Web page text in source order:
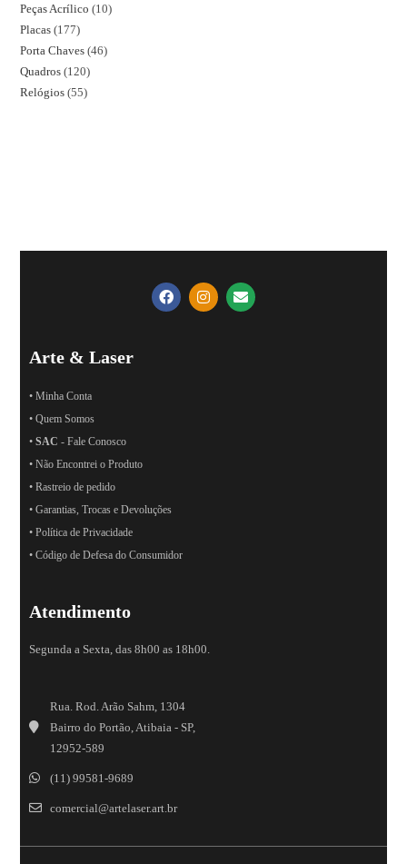
Peças Acrílico 10
Placas 177
Porta Chaves 46
Quadros 120
Relógios 55
Arte & Laser
• Minha Conta
• Quem Somos
•SAC - Fale Conosco
• Não Encontrei o Produto
• Rastreio de pedido
• Garantias, Trocas e Devoluções
• Política de Privacidade
• Código de Defesa do Consumidor
Atendimento
Segunda a Sexta, das 8h00 as 18h00.
Rua. Rod. Arão Sahm, 1304
Bairro do Portão, Atibaia - SP,
12952-589
(11) 99581-9689
comercial@artelaser.art.br